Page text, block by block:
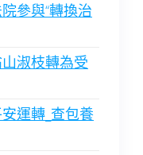
參與“轉換治
淑枝轉為受
運轉_查包養